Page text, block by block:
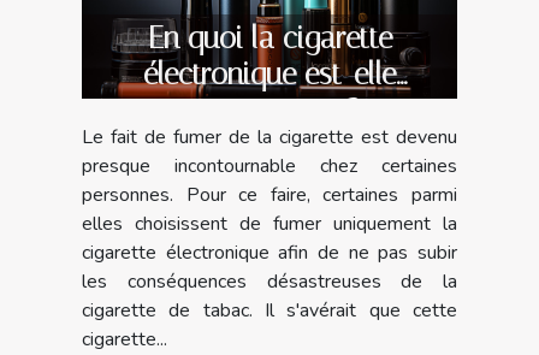
En quoi la cigarette
électronique est-elle
avantageuse ?
Le fait de fumer de la cigarette est devenu
presque incontournable chez certaines
personnes. Pour ce faire, certaines parmi
elles choisissent de fumer uniquement la
cigarette électronique afin de ne pas subir
les conséquences désastreuses de la
cigarette de tabac. Il s'avérait que cette
cigarette...